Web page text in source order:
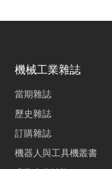
機械工業雜誌
當期雜誌
歷史雜誌
訂購雜誌
機器人與工具機叢書